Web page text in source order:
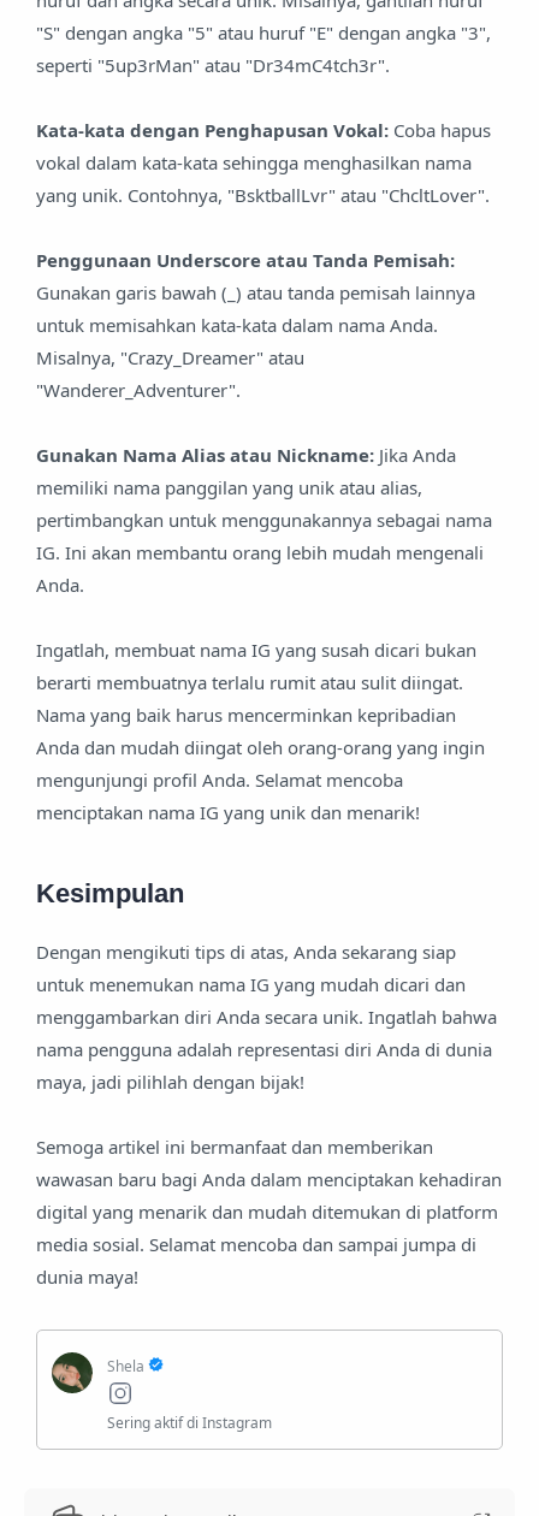
"S" dengan angka "5" atau huruf "E" dengan angka "3",
seperti "5up3rMan" atau "Dr34mC4tch3r".
Kata-kata dengan Penghapusan Vokal: Coba hapus
vokal dalam kata-kata sehingga menghasilkan nama
yang unik. Contohnya, "BsktballLvr" atau "ChcltLover".
Penggunaan Underscore atau Tanda Pemisah:
Gunakan garis bawah (_) atau tanda pemisah lainnya
untuk memisahkan kata-kata dalam nama Anda.
Misalnya, "Crazy_Dreamer" atau
"Wanderer_Adventurer".
Gunakan Nama Alias atau Nickname: Jika Anda
memiliki nama panggilan yang unik atau alias,
pertimbangkan untuk menggunakannya sebagai nama
IG. Ini akan membantu orang lebih mudah mengenali
Anda.
Ingatlah, membuat nama IG yang susah dicari bukan
berarti membuatnya terlalu rumit atau sulit diingat.
Nama yang baik harus mencerminkan kepribadian
Anda dan mudah diingat oleh orang-orang yang ingin
mengunjungi profil Anda. Selamat mencoba
menciptakan nama IG yang unik dan menarik!
Kesimpulan
Dengan mengikuti tips di atas, Anda sekarang siap
untuk menemukan nama IG yang mudah dicari dan
menggambarkan diri Anda secara unik. Ingatlah bahwa
nama pengguna adalah representasi diri Anda di dunia
maya, jadi pilihlah dengan bijak!
Semoga artikel ini bermanfaat dan memberikan
wawasan baru bagi Anda dalam menciptakan kehadiran
digital yang menarik dan mudah ditemukan di platform
media sosial. Selamat mencoba dan sampai jumpa di
dunia maya!